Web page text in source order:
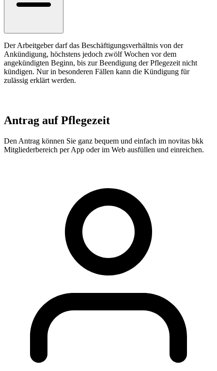
Der Arbeitgeber darf das Beschäftigungsverhältnis von der
Ankündigung, höchstens jedoch zwölf Wochen vor dem
angekündigten Beginn, bis zur Beendigung der Pflegezeit nicht
kündigen. Nur in besonderen Fällen kann die Kündigung für
zulässig erklärt werden.
Antrag auf Pflegezeit
Den Antrag können Sie ganz bequem und einfach im novitas bkk
Mitgliederbereich per App oder im Web ausfüllen und einreichen.